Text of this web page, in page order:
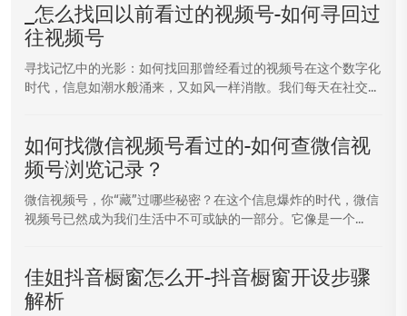
_怎么找回以前看过的视频号-如何寻回过
往视频号
寻找记忆中的光影：如何找回那曾经看过的视频号在这个数字化
时代，信息如潮水般涌来，又如风一样消散。我们每天在社交...
如何找微信视频号看过的-如何查微信视
频号浏览记录？
微信视频号，你“藏”过哪些秘密？在这个信息爆炸的时代，微信
视频号已然成为我们生活中不可或缺的一部分。它像是一个...
佳姐抖音橱窗怎么开-抖音橱窗开设步骤
解析